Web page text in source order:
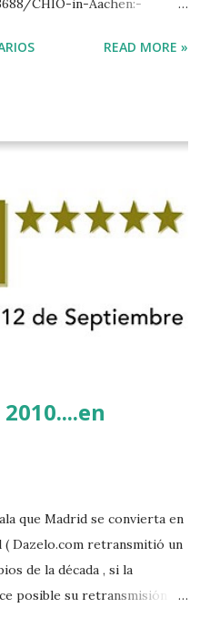
CHIO-in-Aachen:-
READ MORE »
que Madrid se convierta en
( Dazelo.com retransmitió un
de la década , si la
posible su retransmisión via